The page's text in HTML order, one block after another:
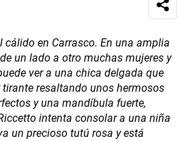
cálido en Carrasco. En una amplia
un lado a otro muchas mujeres y
ver a una chica delgada que
resaltando unos hermosos
y una mandíbula fuerte,
intenta consolar a una niña
un precioso tutú rosa y está